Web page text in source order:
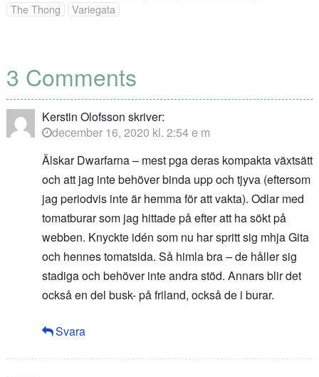
The Thong
Variegata
3 Comments
Kerstin Olofsson skriver:
december 16, 2020 kl. 2:54 e m
Älskar Dwarfarna – mest pga deras kompakta växtsätt
och att jag inte behöver binda upp och tjyva (eftersom
jag periodvis inte är hemma för att vakta). Odlar med
tomatburar som jag hittade på efter att ha sökt på
webben. Knyckte idén som nu har spritt sig mhja Gita
och hennes tomatsida. Så himla bra – de håller sig
stadiga och behöver inte andra stöd. Annars blir det
också en del busk- på friland, också de i burar.
Svara